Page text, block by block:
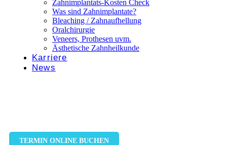
Zahnimplantats-Kosten Check
Was sind Zahnimplantate?
Bleaching / Zahnaufhellung
Oralchirurgie
Veneers, Prothesen uvm.
Ästhetische Zahnheilkunde
Karriere
News
TERMIN ONLINE BUCHEN